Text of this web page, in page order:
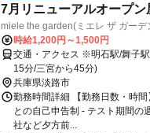
7月リニューアルオープ
miele the garden(ミエレ ザ ガーデ
時給1,200円～1,500円
交通・アクセス ※明石駅/舞子
15分/三宮から45分)
兵庫県淡路市
勤務時間詳細 【勤務日数・時
との自己申告制 - テスト期間の
社など夕方前...